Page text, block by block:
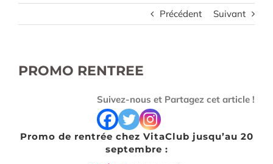
Précédent Suivant
PROMO RENTREE
Suivez-nous et Partagez cet article !
Promo de rentrée chez VitaClub jusqu’au 20
septembre :